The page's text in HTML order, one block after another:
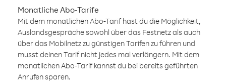
Monatliche Abo-Tarife
Mit dem monatlichen Abo-Tarif hast du die Möglichkeit,
Auslandsgespräche sowohl über das Festnetz als auch
über das Mobilnetz zu günstigen Tarifen zu führen und
musst deinen Tarif nicht jedes mal verlängern. Mit dem
monatlichen Abo-Tarif kannst du bei bereits geführten
Anrufen sparen.